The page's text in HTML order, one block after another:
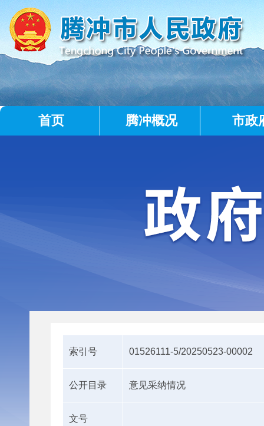
首页 腾冲概况 市政
索引号 01526111-5/20250523-00002
公开目录 意见采纳情况
文号